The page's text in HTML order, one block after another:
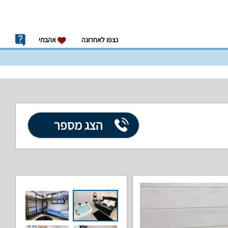
נצפו לאחרונה אהבתי
הצג מספר